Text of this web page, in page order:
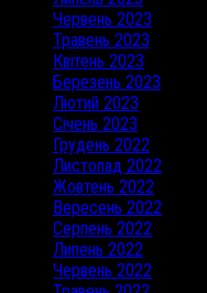
Червень 2023
Травень 2023
Квітень 2023
Березень 2023
Лютий 2023
Січень 2023
Грудень 2022
Листопад 2022
Жовтень 2022
Вересень 2022
Серпень 2022
Липень 2022
Червень 2022